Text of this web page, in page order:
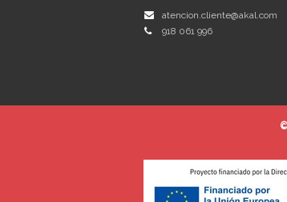
atencion.cliente@akal.com
918 061 996